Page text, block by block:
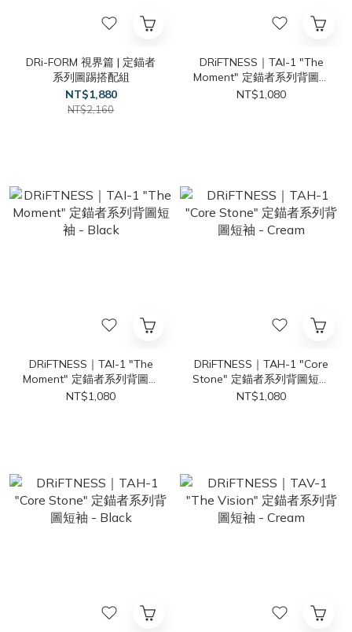
DRi-FORM 視界篇 | 定錨者
系列圖踢搭配組
NT$1,880
NT$2,160
DRiFTNESS｜TAI-1 "The
Moment" 定錨者系列背圖短
袖 - Butter
NT$1,080
DRiFTNESS｜TAI-1 "The
Moment" 定錨者系列背圖短
袖 - Black
NT$1,080
DRiFTNESS｜TAH-1 "Core
Stone" 定錨者系列背圖短袖
- Cream
NT$1,080